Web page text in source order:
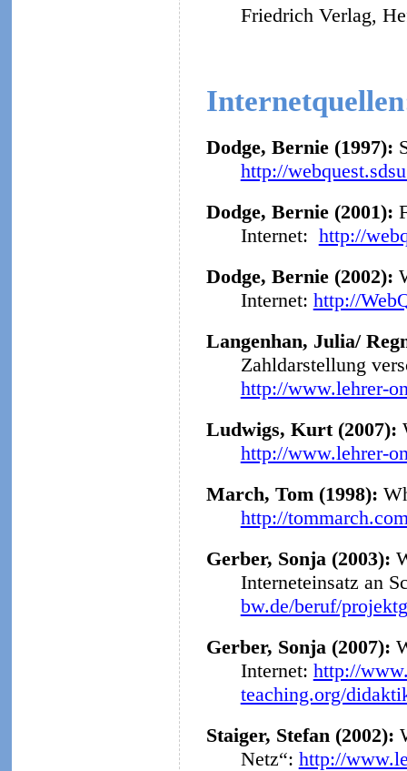
Friedrich Verlag,
Dodge, Bernie (1997):
http://
Dodge, Bernie (2001):
Internet: http://
Dodge, Bernie (2002):
Internet: http://
Langenhan, Julia/
Zahldarstellung
http://www.lehrer-
Ludwigs, Kurt (2007):
http://www.lehrer-
March, Tom (1998):
http://
Gerber, Sonja (2003):
Interneteinsatz an
bw.de/beruf/
Gerber, Sonja (2007):
Internet: http://
teaching.org/
Staiger, Stefan (2002):
Netz“: http://